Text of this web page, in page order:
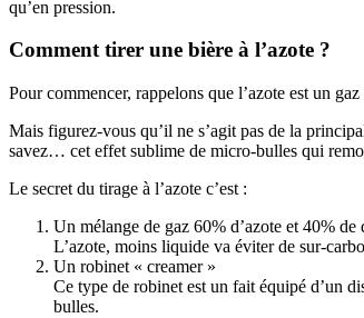
qu’en pression.
Comment tirer une bière à l’azote ?
Pour commencer, rappelons que l’azote est un
Mais figurez-vous qu’il ne s’agit pas de la
savez… cet effet sublime de micro-bulles qui
Le secret du tirage à l’azote c’est :
Un mélange de gaz 60% d’azote et 40%
L’azote, moins liquide va éviter de sur-
Un robinet « creamer »
Ce type de robinet est un fait équipé d’un
bulles.